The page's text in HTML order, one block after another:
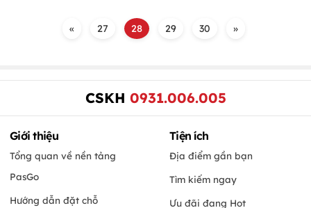
« 27 28 29 30 »
CSKH 0931.006.005
Giới thiệu
Tổng quan về nền tảng
PasGo
Hướng dẫn đặt chỗ
Tiện ích
Địa điểm gần bạn
Tìm kiếm ngay
Ưu đãi đang Hot